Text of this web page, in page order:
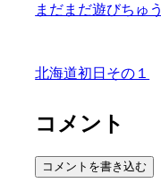
まだまだ遊びちゅう
北海道初日その１
コメント
コメントを書き込む